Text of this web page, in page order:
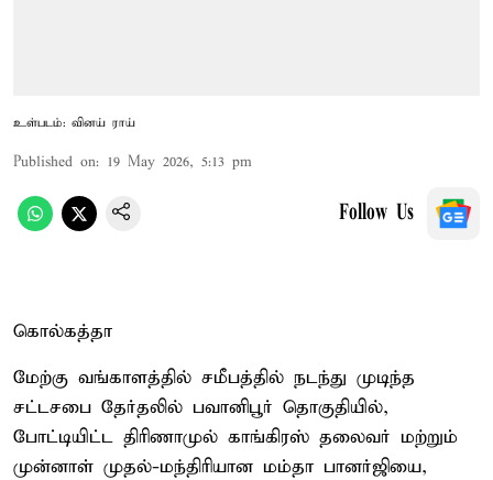
உள்படம்: வினய் ராய்
Published on: 19 May 2026, 5:13 pm
Follow Us
கொல்கத்தா
மேற்கு வங்காளத்தில் சமீபத்தில் நடந்து முடிந்த
சட்டசபை தேர்தலில் பவானிபூர் தொகுதியில்,
போட்டியிட்ட திரிணாமுல் காங்கிரஸ் தலைவர் மற்றும்
முன்னாள் முதல்-மந்திரியான மம்தா பானர்ஜியை,